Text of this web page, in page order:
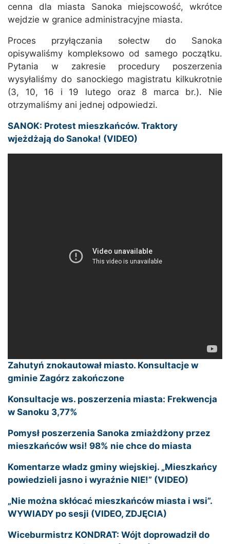
cenna dla miasta Sanoka miejscowość, wkrótce
wejdzie w granice administracyjne miasta.
Proces przyłączania sołectw do Sanoka
opisywaliśmy kompleksowo od samego początku.
Pytania w zakresie procedury poszerzenia
wysyłaliśmy do sanockiego magistratu kilkukrotnie
(3, 10, 16 i 19 lutego oraz 8 marca br.). Nie
otrzymaliśmy ani jednej odpowiedzi.
SANOK: Protest mieszkańców. Traktory
wjeżdżają do Sanoka! (VIDEO)
Zahutyń znokautował miasto. Konsultacje w
gminie Zagórz zakończone
Konsultacje ws. poszerzenia miasta: Frekwencja
w Sanoku 3,77%
Pomysł poszerzenia Sanoka zmiażdżony przez
mieszkańców wsi! 98% nie chce do miasta
Komentarze władz gminy wiejskiej. „Mieszkańcy
powiedzieli jasno i wyraźnie NIE!” (VIDEO)
„Nie można skłócać mieszkańców miasta i wsi”.
WYWIADY po sesji (VIDEO, ZDJĘCIA)
Wiceburmistrz KONDRAT: Wójt doprowadził do